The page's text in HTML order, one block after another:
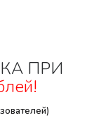
ПРИ